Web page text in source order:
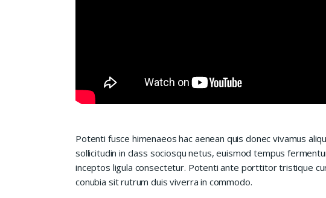
Potenti fusce himenaeos hac aenean quis donec vivamus
sollicitudin in class sociosqu netus, euismod tempus
inceptos ligula consectetur. Potenti ante porttitor tristique
conubia sit rutrum duis viverra in commodo.